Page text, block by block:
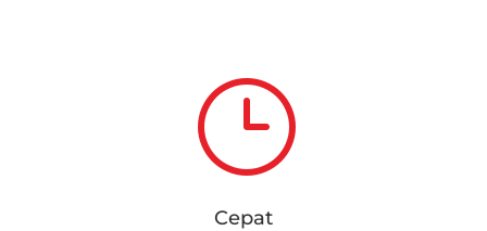
}
Cepat